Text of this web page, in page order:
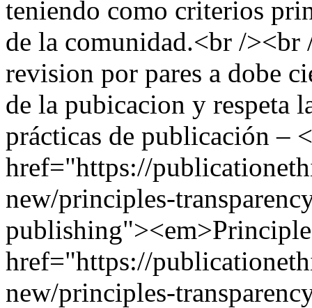
teniendo como criterios
de la comunidad.<br /><br
revision por pares a dobe
de la pubicacion y respeta
prácticas de publicación –
href="https://
new/principles-
href="https://
new/principles-